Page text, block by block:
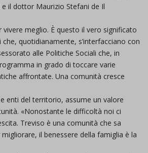
il dottor Maurizio Stefani de Il
meglio. È questo il vero significato
quotidianamente, s’interfacciano con
alle Politiche Sociali che, in
in grado di toccare varie
affrontate. Una comunità cresce
enti del territorio, assume un valore
«Nonostante le difficoltà noi ci
Treviso è una comunità che sa
il benessere della famiglia è la